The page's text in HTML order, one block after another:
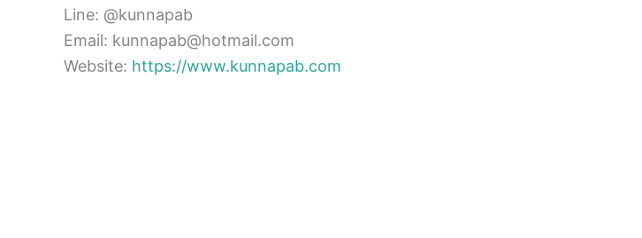
Line: @kunnapab
Email: kunnapab@hotmail.com
Website: https://www.kunnapab.com